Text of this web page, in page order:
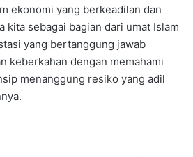
ekonomi yang berkeadilan dan
kita sebagai bagian dari umat Islam
yang bertanggung jawab
keberkahan dengan memahami
menanggung resiko yang adil